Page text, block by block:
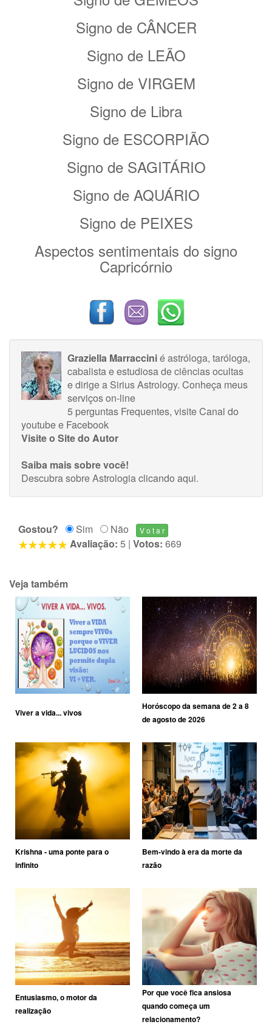
Signo de CÂNCER
Signo de LEÃO
Signo de VIRGEM
Signo de Libra
Signo de ESCORPIÃO
Signo de SAGITÁRIO
Signo de AQUÁRIO
Signo de PEIXES
Aspectos sentimentais do signo
Capricórnio
Graziella Marraccinié astróloga, taróloga,
cabalista e estudiosa de ciências ocultas
e dirige a Sirius Astrology. Conheça meus
serviços on-line
5 perguntas Frequentes, visiteCanal do
youtubee Facebook
Visite o Site do Autor
Saiba mais sobre você!
Descubra sobre Astrologiaclicando aqui.
Gostou? Sim
Não
Avaliação: 5 | Votos: 669
Veja também
Viver a vida... vivos
Horóscopo da semana de 2 a 8
de agosto de 2026
Krishna - uma ponte para o
infinito
Bem-vindo à era da morte da
razão
Entusiasmo, o motor da
realização
Por que você fica ansiosa
quando começa um
relacionamento?